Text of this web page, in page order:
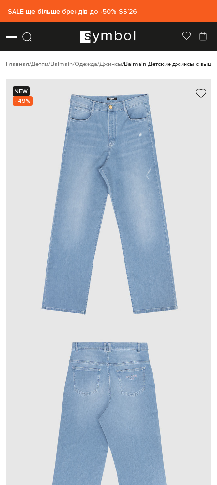
SALE ще більше брендів до -50% SS`26
Главная Детям Balmain Одежда Джинсы Balmain Детские джинсы с
NEW
- 49%